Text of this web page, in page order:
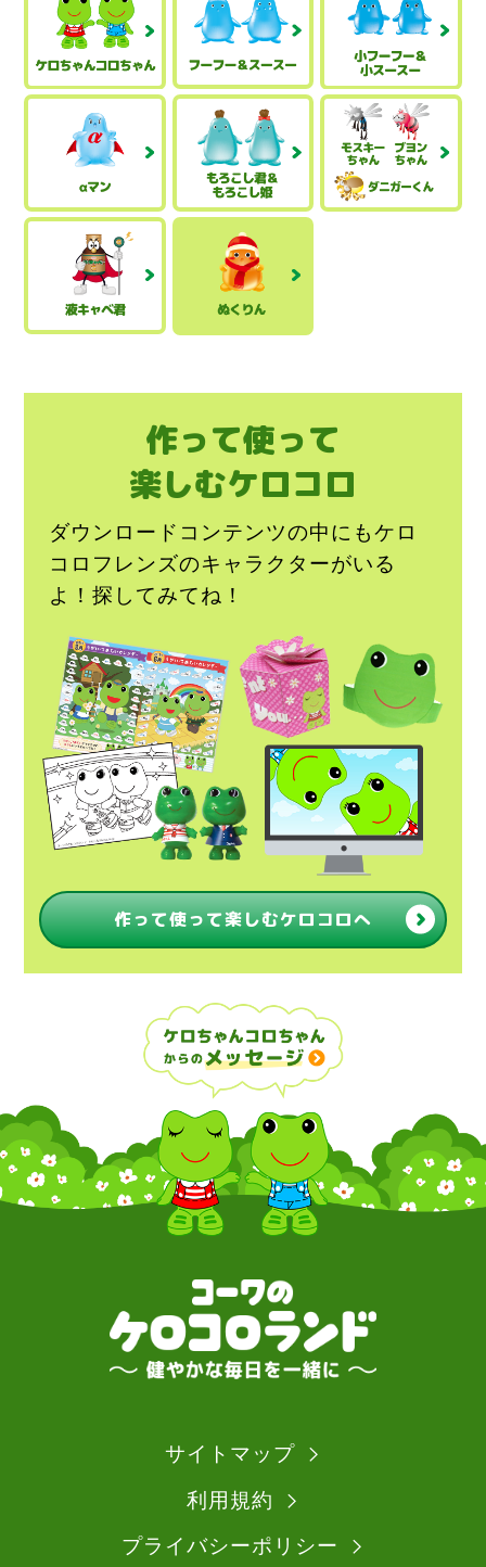
作って使って
楽しむケロコロ
ダウンロードコンテンツの中にもケロ
コロフレンズのキャラクターがいる
よ！探してみてね！
作って使って楽しむケロコロへ
サイトマップ
利用規約
プライバシーポリシー